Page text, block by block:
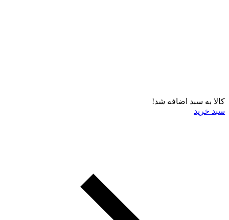
کالا به سبد اضافه شد!
سبد خرید